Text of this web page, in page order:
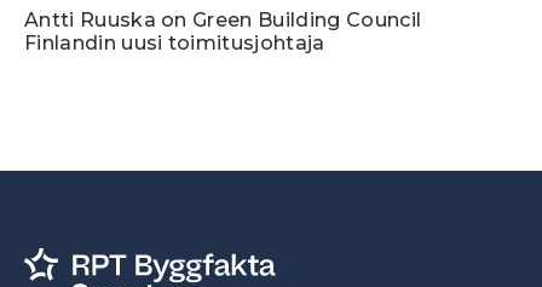
Antti Ruuska on Green Building Council
Finlandin uusi toimitusjohtaja